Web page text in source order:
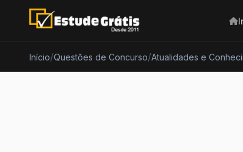
Início/Questões de Concurso/Atualidades e